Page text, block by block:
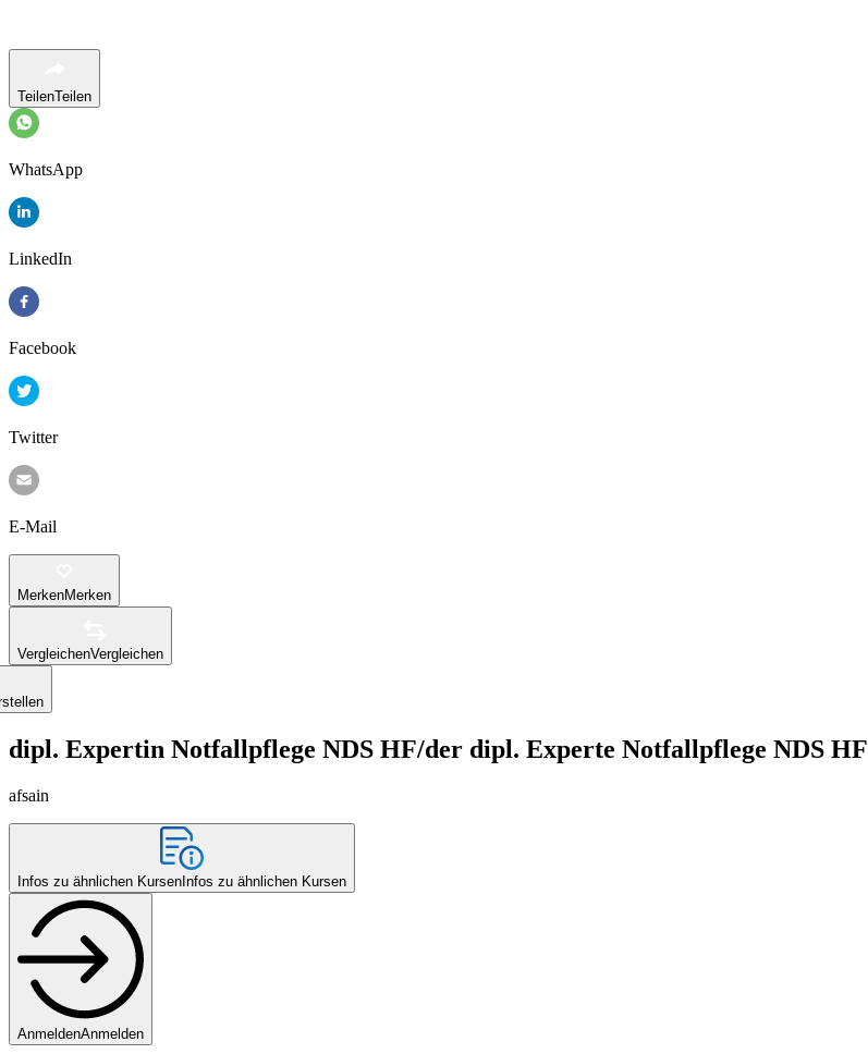
TeilenTeilen
WhatsApp
LinkedIn
Facebook
Twitter
E-Mail
MerkenMerken
VergleichenVergleichen
dipl. Expertin Notfallpflege NDS HF/der dipl. Experte Notfallpflege NDS HF
afsain
Infos zu ähnlichen Kursen Infos zu ähnlichen Kursen
AnmeldenAnmelden